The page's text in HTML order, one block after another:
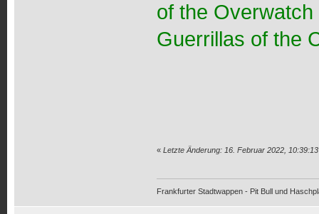
of the
Guerrillas of the
« Letzte Änderung: 16. Februar 2022,
Frankfurter Stadtwappen - Pit Bull und